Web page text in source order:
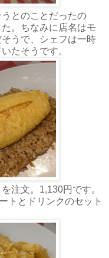
とのことだったの
。ちなみに店名はモ
うで、シェフは一時
たそうです。
注文。1,130円です。
トとドリンクのセット